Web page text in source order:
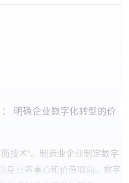
明确企业数字化转型的价
技术”。制造业企业制定数字
身业务重心和价值取向。数字